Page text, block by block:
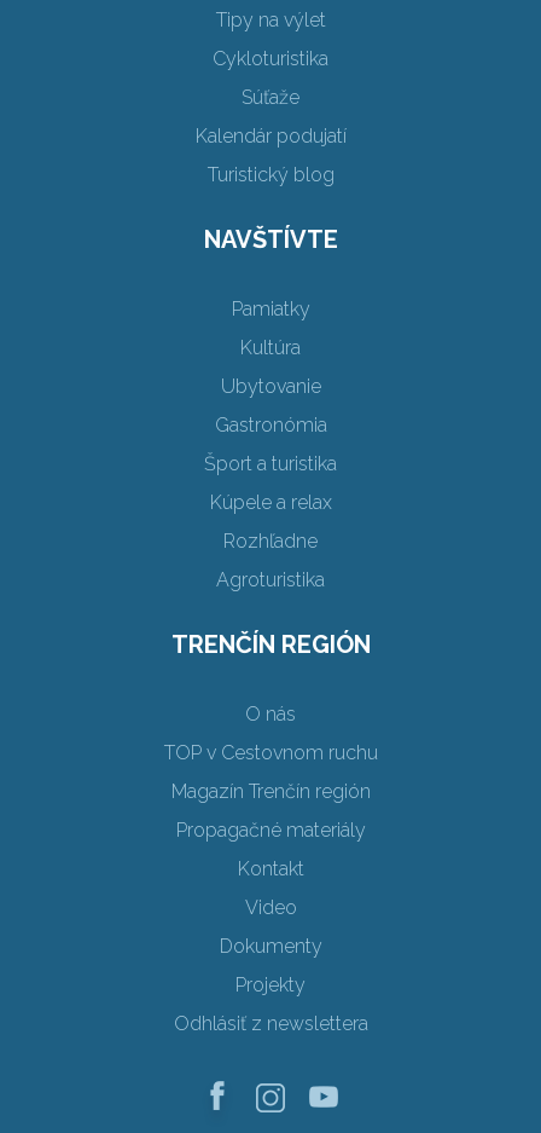
Tipy na výlet
Cykloturistika
Súťaže
Kalendár podujatí
Turistický blog
NAVŠTÍVTE
Pamiatky
Kultúra
Ubytovanie
Gastronómia
Šport a turistika
Kúpele a relax
Rozhľadne
Agroturistika
TRENČÍN REGIÓN
O nás
TOP v Cestovnom ruchu
Magazín Trenčín región
Propagačné materiály
Kontakt
Video
Dokumenty
Projekty
Odhlásiť z newslettera